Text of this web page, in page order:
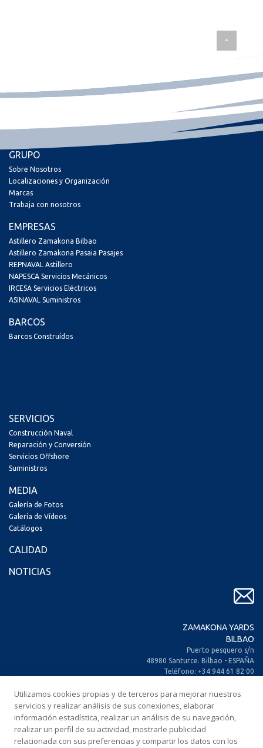
GRUPO
Sobre Nosotros
Localizaciones y Organización
Marcas
Trabaja con nosotros
EMPRESAS
Astillero Zamakona Bilbao
Astillero Zamakona Pasaia Pasajes
REPNAVAL Astillero
NAPESCA Servicios Mecánicos
IRCESA Servicios Eléctricos
ASINAVAL Suministros
BARCOS
Barcos Construídos
SERVICIOS
Construcción Naval
Reparación y Conversión
Servicios Offshore
Suministros
MEDIA
Galería de Fotos
Galería de Vídeos
Catálogos
CALIDAD
NOTICIAS
ZAMAKONA YARDS
BILBAO
Puerto pesquero s/n
48980 Santurce. Bilbao - ESPAÑA
Teléfono: +34 944 61 82 00
Fax: +34 944 61 25 80
E-mail: zamakona@zamakona.com
ZAMAKONA YARDS
Utilizamos cookies propias y de terceros para mejorar nuestros
servicios y realizar análisis de sus conexiones, elaborar
información estadística, realizar un análisis de su navegación,
realizar un perfil de su actividad, mostrarle publicidad
relacionada con sus preferencias y compartir los datos con los